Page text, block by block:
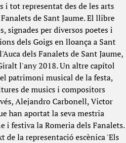
tot representat des de les arts
de Sant Jaume. El llibre
signades per diversos poetes i
dels Goigs en lloança a Sant
dels Fanalets de Sant Jaume,
l'any 2018. Un altre capítol
patrimoni musical de la festa,
de musics i compositors
Alejandro Carbonell, Victor
han aportat la seva mestria
i festiva la Romeria dels Fanalets.
la representació escènica 'Els